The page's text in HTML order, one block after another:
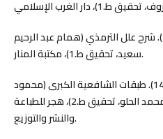
ابن رجب، عبد الرحمن. (1987). شرح علل الترمذي (همام عبد الرحيم
سعيد، تحقيق ط.1)، مكتبة المنار.
السبكي، عبد الوهاب بن تقي. (1413). طبقات الشافعية الكبرى (محمود
محمد الطناحي، وعبد الفتاح محمد الحلو، تحقيق ط.2)، هجر للطباعة
والنشر والتوزيع.